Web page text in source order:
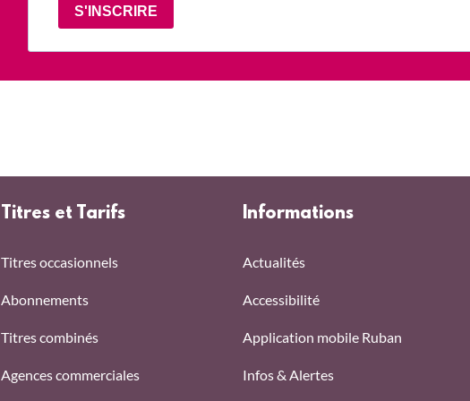
S'INSCRIRE
Titres et Tarifs
Titres occasionnels
Abonnements
Titres combinés
Agences commerciales
Informations
Actualités
Accessibilité
Application mobile Ruban
Infos & Alertes